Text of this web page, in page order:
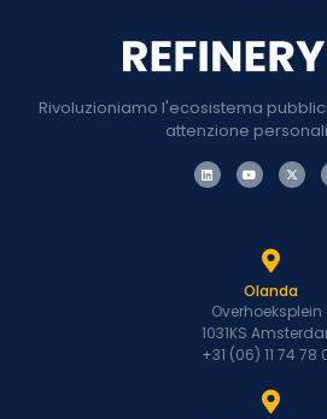
Rivoluzioniamo l'ecosistema
attenzione
Olanda
Overhoeksplein
1031KS
+31 (06) 11 74 78